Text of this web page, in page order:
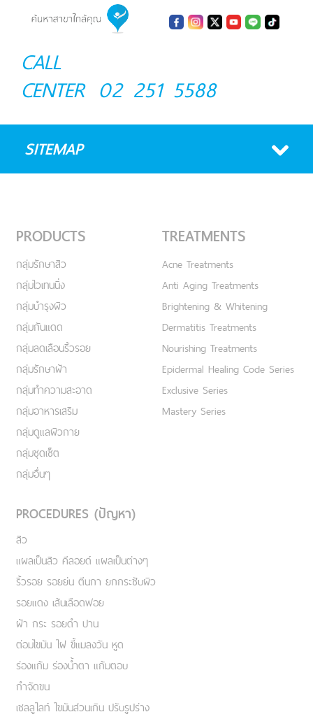
CALL
CENTER 02 251 5588
SITEMAP
PRODUCTS
กลุ่มรักษาสิว
กลุ่มไวเทนนิ่ง
กลุ่มบำรุงผิว
กลุ่มกันแดด
กลุ่มลดเลือนริ้วรอย
กลุ่มรักษาฝ้า
กลุ่มทำความสะอาด
กลุ่มอาหารเสริม
กลุ่มดูแลผิวกาย
กลุ่มชุดเซ็ต
กลุ่มอื่นๆ
TREATMENTS
Acne Treatments
Anti Aging Treatments
Brightening & Whitening
Dermatitis Treatments
Nourishing Treatments
Epidermal Healing Code Series
Exclusive Series
Mastery Series
PROCEDURES (ปัญหา)
สิว
แผลเป็นสิว คีลอยด์ แผลเป็นต่างๆ
ริ้วรอย รอยย่น ตีนกา ยกกระชับผิว
รอยแดง เส้นเลือดฟอย
ฝ้า กระ รอยดำ ปาน
ต่อมไขมัน ไฝ ขี้แมลงวัน หูด
ร่องแก้ม ร่องน้ำตา แก้มตอบ
กำจัดขน
เชลลูไลท์ ไขมันส่วนเกิน ปรับรูปร่าง